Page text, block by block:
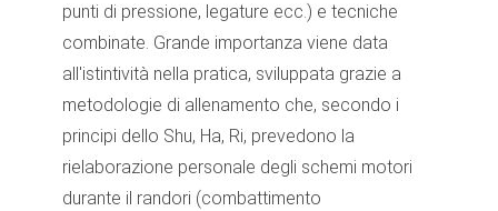
punti di pressione, legature ecc.) e tecniche
combinate. Grande importanza viene data
all'istintività nella pratica, sviluppata grazie a
metodologie di allenamento che, secondo i
principi dello Shu, Ha, Ri, prevedono la
rielaborazione personale degli schemi motori
durante il randori (combattimento